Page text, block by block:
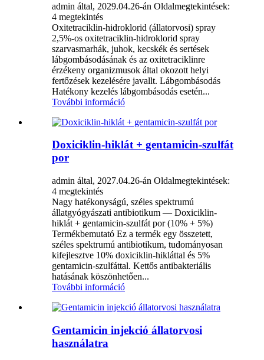
admin által, 2029.04.26-án Oldalmegtekintések:
4 megtekintés
Oxitetraciklin-hidroklorid (állatorvosi) spray
2,5%-os oxitetraciklin-hidroklorid spray
szarvasmarhák, juhok, kecskék és sertések
lábgombásodásának és az oxitetraciklinre
érzékeny organizmusok által okozott helyi
fertőzések kezelésére javallt. Lábgombásodás
Hatékony kezelés lábgombásodás esetén...
További információ
Doxiciklin-hiklát + gentamicin-szulfát
por
admin által, 2027.04.26-án Oldalmegtekintések:
4 megtekintés
Nagy hatékonyságú, széles spektrumú
állatgyógyászati ​​antibiotikum — Doxiciklin-
hiklát + gentamicin-szulfát por (10% + 5%)
Termékbemutató Ez a termék egy összetett,
széles spektrumú antibiotikum, tudományosan
kifejlesztve 10% doxiciklin-hikláttal és 5%
gentamicin-szulfáttal. Kettős antibakteriális
hatásának köszönhetően...
További információ
Gentamicin injekció állatorvosi
használatra